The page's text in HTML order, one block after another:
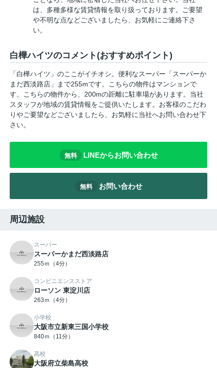
は、多種多様な賃貸情報を取り扱っております。ご要望
や不明な点などございましたら、お気軽にご連絡下さ
い。
白樺ハイツのコメント(おすすめポイント)
「白樺ハイツ」のここがイチオシ。便利なスーパー「スーパーか
まだ西淡路店」まで255mです。こちらの物件はマンションで
す。こちらの物件から、200mの距離に駐車場があります。当社
スタッフが地域の賃貸情報をご提供いたします。お客様のこだわ
りやご要望などございましたら、お気軽に当社へお問い合わせ下
さい。
無料 LINEからお問い合わせ
無料 お問い合わせ
周辺施設
スーパー
スーパーかまだ西淡路店
255ｍ（4分）
コンビニエンスストア
ローソン 東淀川店
263ｍ（4分）
小学校
大阪市立新東三国小学校
840ｍ（11分）
高校
大阪府立柴島高校